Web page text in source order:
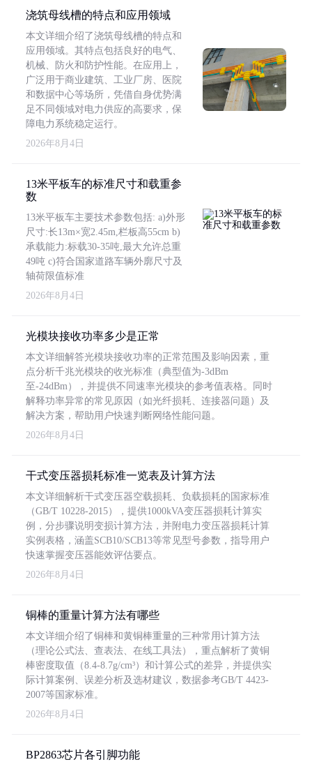
浇筑母线槽的特点和应用领域
本文详细介绍了浇筑母线槽的特点和
应用领域。其特点包括良好的电气、
机械、防火和防护性能。在应用上，
广泛用于商业建筑、工业厂房、医院
和数据中心等场所，凭借自身优势满
足不同领域对电力供应的高要求，保
障电力系统稳定运行。
2026年8月4日
13米平板车的标准尺寸和载重参
数
13米平板车主要技术参数包括: a)外形
尺寸:长13m×宽2.45m,栏板高55cm b)
承载能力:标载30-35吨,最大允许总重
49吨 c)符合国家道路车辆外廓尺寸及
轴荷限值标准
2026年8月4日
光模块接收功率多少是正常
本文详细解答光模块接收功率的正常范围及影响因素，重
点分析千兆光模块的收光标准（典型值为-3dBm
至-24dBm），并提供不同速率光模块的参考值表格。同时
解释功率异常的常见原因（如光纤损耗、连接器问题）及
解决方案，帮助用户快速判断网络性能问题。
2026年8月4日
干式变压器损耗标准一览表及计算方法
本文详细解析干式变压器空载损耗、负载损耗的国家标准
（GB/T 10228-2015），提供1000kVA变压器损耗计算实
例，分步骤说明变损计算方法，并附电力变压器损耗计算
实例表格，涵盖SCB10/SCB13等常见型号参数，指导用户
快速掌握变压器能效评估要点。
2026年8月4日
铜棒的重量计算方法有哪些
本文详细介绍了铜棒和黄铜棒重量的三种常用计算方法
（理论公式法、查表法、在线工具法），重点解析了黄铜
棒密度取值（8.4-8.7g/cm³）和计算公式的差异，并提供实
际计算案例、误差分析及选材建议，数据参考GB/T 4423-
2007等国家标准。
2026年8月4日
BP2863芯片各引脚功能